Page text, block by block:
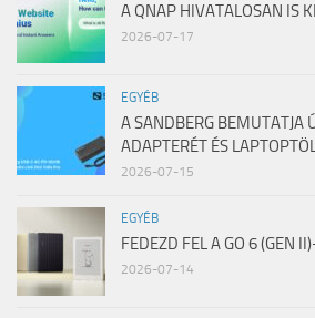
A QNAP HIVATALOSAN IS
2026-07-17
EGYÉB
A SANDBERG BEMUTATJA
ADAPTERÉT ÉS
2026-07-15
EGYÉB
FEDEZD FEL A GO 6 (GEN
2026-07-14